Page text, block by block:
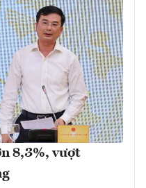
8,3%, vượt